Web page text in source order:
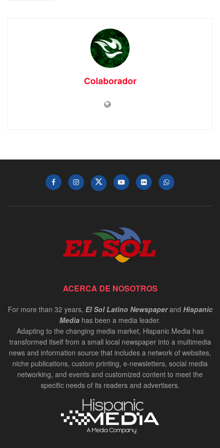
Colaborador
ACERCA DE NOSOTROS
For more than 32 years, El Sol Latino Newspaperand Hispanic
Media has been a media leader.
Adapting to the changing media market, Hispanic Media has
transformed itself from a small local newspaper into a multimedia
news and information source that includes a network of websites,
niche publications, custom printing, e-newsletters, social media
networking, and events and customized content to meet the
specific needs of its readers and advertisers.